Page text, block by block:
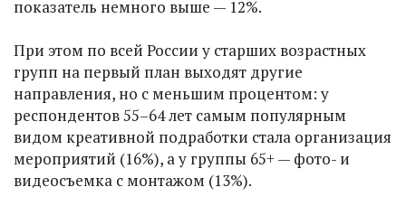
показатель немного выше — 12%.
При этом по всей России у старших возрастных
групп на первый план выходят другие
направления, но с меньшим процентом: у
респондентов 55–64 лет самым популярным
видом креативной подработки стала организация
мероприятий (16%), а у группы 65+ — фото- и
видеосъемка с монтажом (13%).